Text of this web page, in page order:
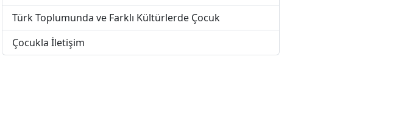
Türk Toplumunda ve Farklı Kültürlerde Çocuk
Çocukla İletişim